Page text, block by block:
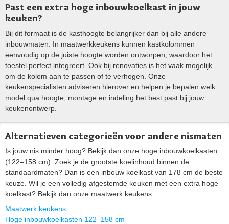
Past een extra hoge inbouwkoelkast in jouw
keuken?
Bij dit formaat is de kasthoogte belangrijker dan bij alle andere
inbouwmaten. In maatwerkkeukens kunnen kastkolommen
eenvoudig op de juiste hoogte worden ontworpen, waardoor het
toestel perfect integreert. Ook bij renovaties is het vaak mogelijk
om de kolom aan te passen of te verhogen. Onze
keukenspecialisten adviseren hierover en helpen je bepalen welk
model qua hoogte, montage en indeling het best past bij jouw
keukenontwerp.
Alternatieven categorieën voor andere nismaten
Is jouw nis minder hoog? Bekijk dan onze hoge inbouwkoelkasten
(122–158 cm). Zoek je de grootste koelinhoud binnen de
standaardmaten? Dan is een inbouw koelkast van 178 cm de beste
keuze. Wil je een volledig afgestemde keuken met een extra hoge
koelkast? Bekijk dan onze maatwerk keukens.
Maatwerk keukens
Hoge inbouwkoelkasten 122–158 cm